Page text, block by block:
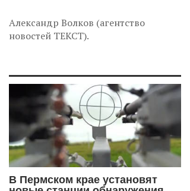
Александр Волков (агентство
новостей ТЕКСТ).
В Пермском крае установят